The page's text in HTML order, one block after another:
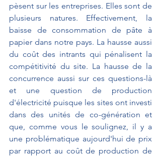
pèsent sur les entreprises. Elles sont de
plusieurs natures. Effectivement, la
baisse de consommation de pâte à
papier dans notre pays. La hausse aussi
du coût des intrants qui pénalisent la
compétitivité du site. La hausse de la
concurrence aussi sur ces questions-là
et une question de production
d'électricité puisque les sites ont investi
dans des unités de co-génération et
que, comme vous le soulignez, il y a
une problématique aujourd'hui de prix
par rapport au coût de production de